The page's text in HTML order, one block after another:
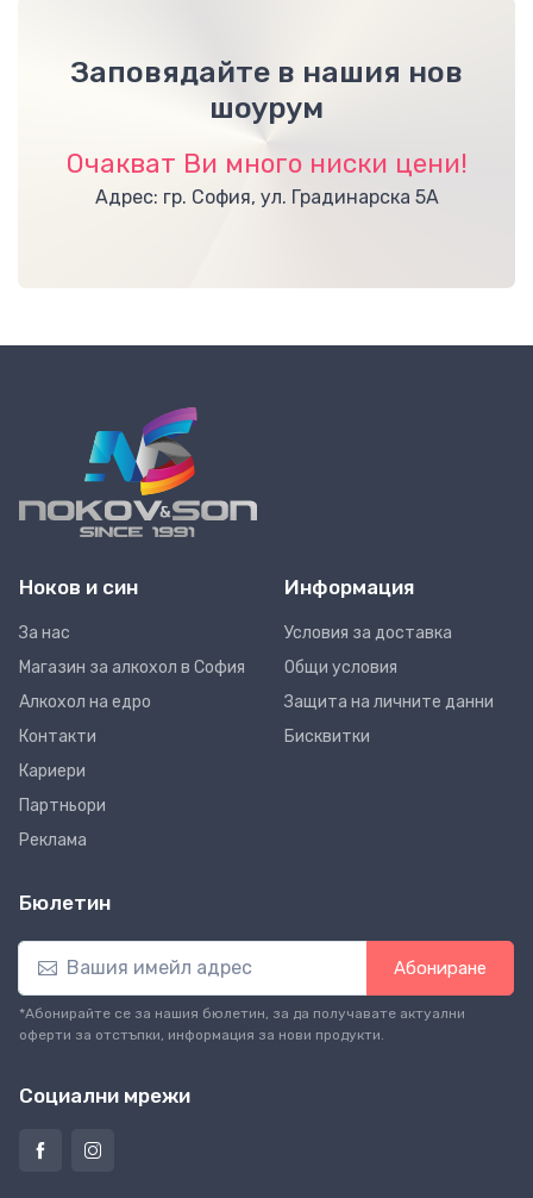
Заповядайте в нашия нов
шоурум
Очакват Ви много ниски цени!
Адрес: гр. София, ул. Градинарска 5А
Ноков и син
За нас
Магазин за алкохол в София
Алкохол на едро
Контакти
Кариери
Партньори
Реклама
Информация
Условия за доставка
Общи условия
Защита на личните данни
Бисквитки
Бюлетин
Абониране
*Абонирайте се за нашия бюлетин, за да получавате актуални
оферти за отстъпки, информация за нови продукти.
Социални мрежи